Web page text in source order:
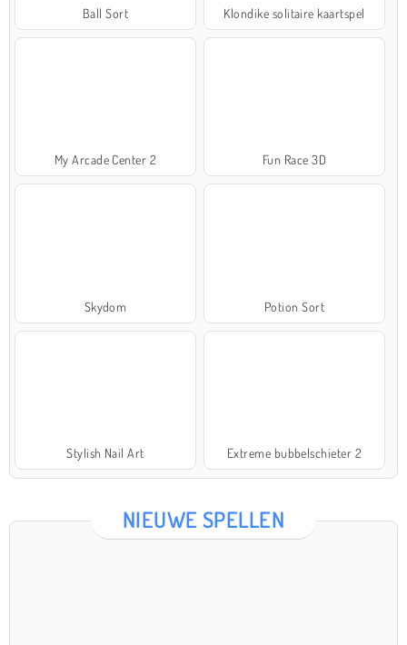
Ball Sort Klondike solitaire kaartspel
My Arcade Center 2 Fun Race 3D
Skydom Potion Sort
Stylish Nail Art Extreme bubbelschieter 2
NIEUWE SPELLEN